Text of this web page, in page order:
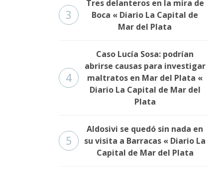
3
Tres delanteros en la mira de
Boca « Diario La Capital de
Mar del Plata
4
Caso Lucía Sosa: podrían
abrirse causas para investigar
maltratos en Mar del Plata «
Diario La Capital de Mar del
Plata
5
Aldosivi se quedó sin nada en
su visita a Barracas « Diario La
Capital de Mar del Plata